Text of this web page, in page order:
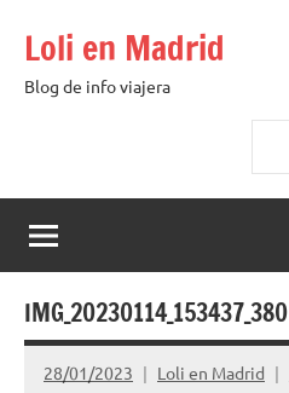
contenido
Loli en Madrid
Blog de info viajera
IMG_20230114_153437_380
28/01/2023 Loli en Madrid